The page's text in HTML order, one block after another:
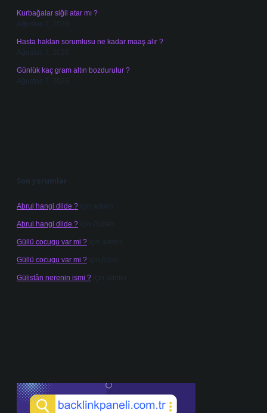
Kurbağalar siğil atar mı ?
Ağustos 7, 2026
Hasta hakları sorumlusu ne kadar maaş alır ?
Ağustos 7, 2026
Günlük kaç gram altın bozdurulur ?
Ağustos 7, 2026
Son yorumlar
Abrul hangi dilde ? için admin
Abrul hangi dilde ? için Gülten
Güllü cocugu var mi ? için admin
Güllü cocugu var mi ? için Alper
Gülistân nerenin ismi ? için admin